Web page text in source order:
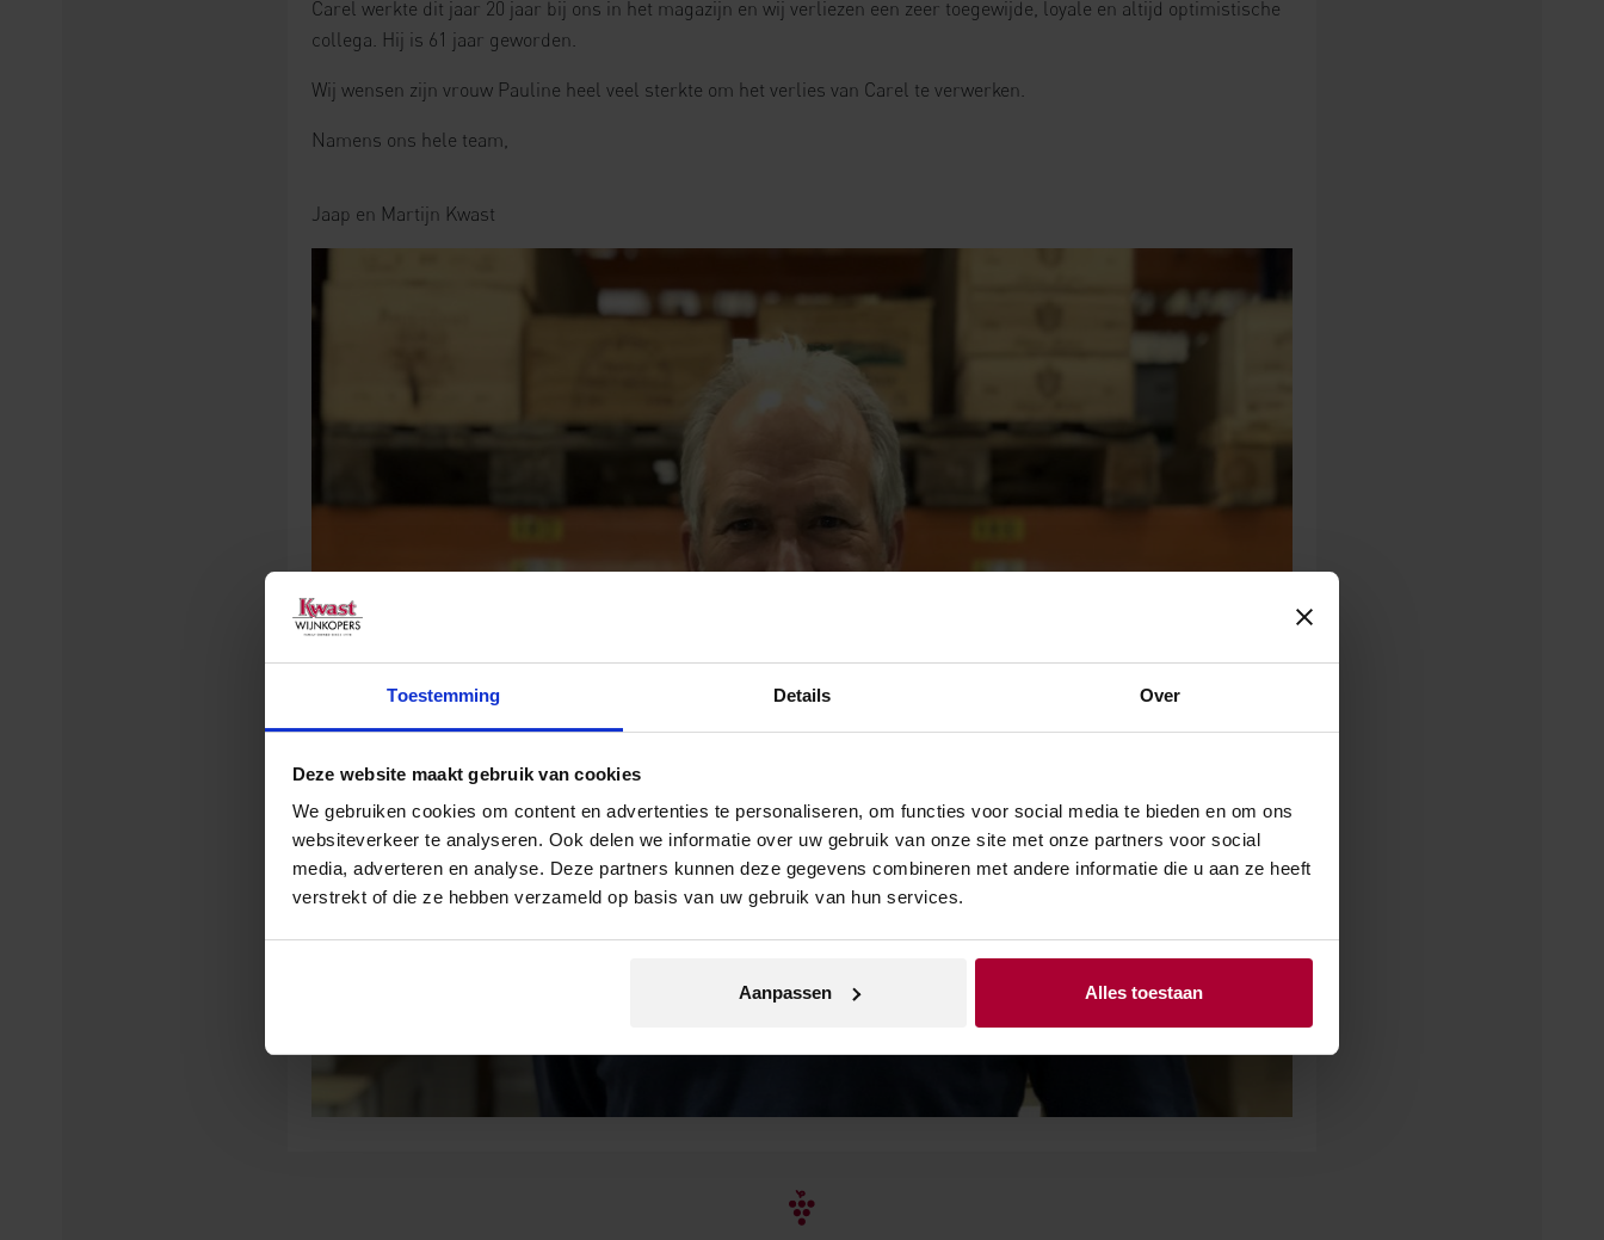
Toestemming Details Over
Deze website maakt gebruik van cookies
We gebruiken cookies om content en advertenties te personaliseren, om functies voor social media te bieden en om ons
websiteverkeer te analyseren. Ook delen we informatie over uw gebruik van onze site met onze partners voor social
media, adverteren en analyse. Deze partners kunnen deze gegevens combineren met andere informatie die u aan ze heeft
verstrekt of die ze hebben verzameld op basis van uw gebruik van hun services.
Aanpassen Alles toestaan
Carel werkte dit jaar 20 jaar bij ons in het magazijn en wij verliezen een zeer toegewijde, loyale en altijd optimistische
collega. Hij is 61 jaar geworden.
Wij wensen zijn vrouw Pauline heel veel sterkte om het verlies van Carel te verwerken.
Namens ons hele team,
Jaap en Martijn Kwast